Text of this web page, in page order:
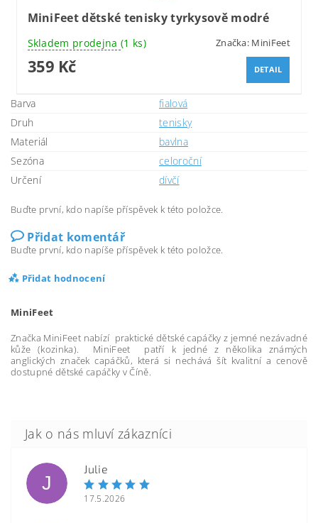
MiniFeet dětské tenisky tyrkysově modré
Skladem prodejna (1 ks) Značka: MiniFeet
359 Kč DETAIL
Barva
fialová
Druh
tenisky
Materiál
bavlna
Sezóna
celoroční
Určení
dívčí
Buďte první, kdo napíše příspěvek k této položce.
Přidat komentář
Buďte první, kdo napíše příspěvek k této položce.
Přidat hodnocení
MiniFeet
Značka MiniFeet nabízí praktické dětské capáčky z jemné nezávadné
kůže (kozinka). MiniFeet patří k jedné z několika známých
anglických značek capáčků, která si nechává šít kvalitní a cenově
dostupné dětské capáčky v Číně.
J
Julie
17.5.2026